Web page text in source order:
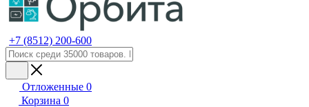
+7 (8512) 200-600
Отложенные 0
Корзина 0